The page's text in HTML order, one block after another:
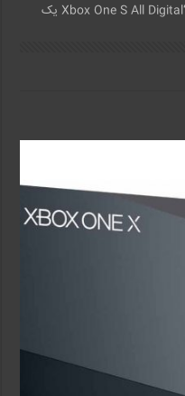
اولین کسی باشید که دیدگاهی می نویسد “Xbox One S All Digital یک